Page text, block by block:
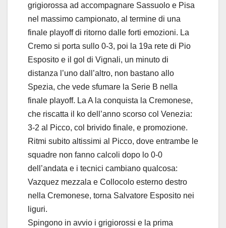
grigiorossa ad accompagnare Sassuolo e Pisa
nel massimo campionato, al termine di una
finale playoff di ritorno dalle forti emozioni. La
Cremo si porta sullo 0-3, poi la 19a rete di Pio
Esposito e il gol di Vignali, un minuto di
distanza l’uno dall’altro, non bastano allo
Spezia, che vede sfumare la Serie B nella
finale playoff. La A la conquista la Cremonese,
che riscatta il ko dell’anno scorso col Venezia:
3-2 al Picco, col brivido finale, e promozione.
Ritmi subito altissimi al Picco, dove entrambe le
squadre non fanno calcoli dopo lo 0-0
dell’andata e i tecnici cambiano qualcosa:
Vazquez mezzala e Collocolo esterno destro
nella Cremonese, torna Salvatore Esposito nei
liguri.
Spingono in avvio i grigiorossi e la prima